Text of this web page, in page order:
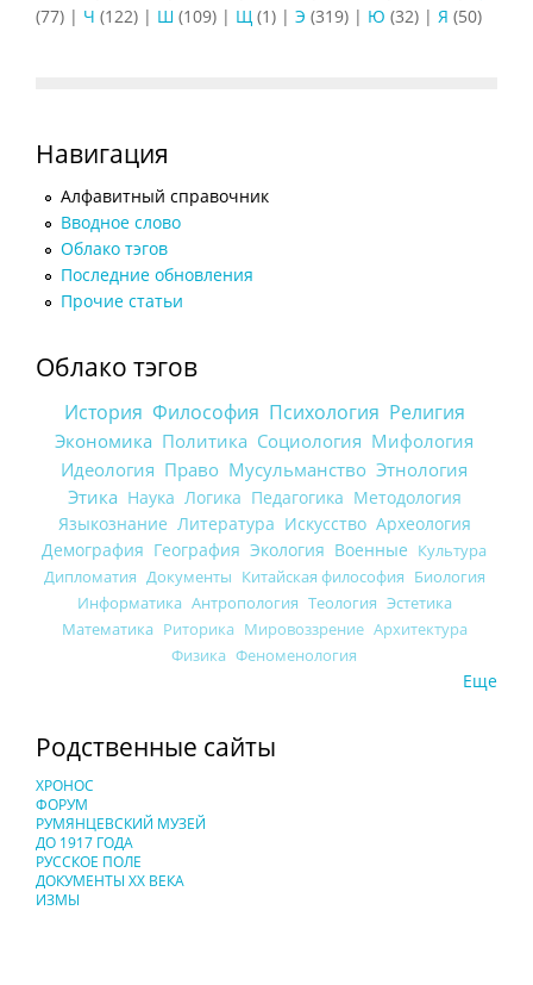
(77) | Ч (122) | Ш (109) | Щ (1) | Э (319) | Ю (32) | Я (50)
Навигация
Алфавитный справочник
Вводное слово
Облако тэгов
Последние обновления
Прочие статьи
Облако тэгов
История Философия Психология Религия
Экономика Политика Социология Мифология
Идеология Право Мусульманство Этнология
Этика Наука Логика Педагогика Методология
Языкознание Литература Искусство Археология
Демография География Экология Военные Культура
Дипломатия Документы Китайская философия Биология
Информатика Антропология Теология Эстетика
Математика Риторика Мировоззрение Архитектура
Физика Феноменология
Еще
Родственные сайты
ХРОНОС
ФОРУМ
РУМЯНЦЕВСКИЙ МУЗЕЙ
ДО 1917 ГОДА
РУССКОЕ ПОЛЕ
ДОКУМЕНТЫ XX ВЕКА
ИЗМЫ